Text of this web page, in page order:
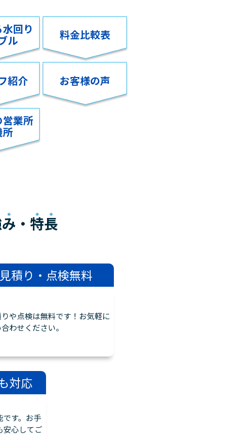
回り
ル
料金比較表
紹介 お客様の声
業所
所
・ 特長
見積り・点検無料
や点検は無料です！お気軽に
わせください。
対応
です。お手
安心してご